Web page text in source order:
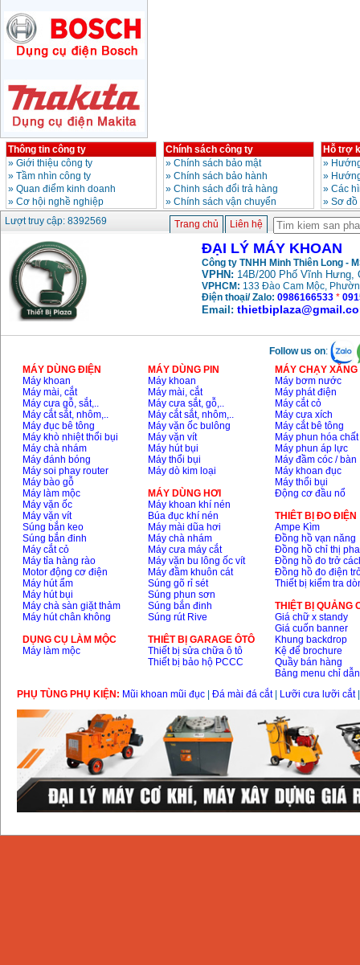
Máy Khoan Bosch
VND
Bộ máy khoan Bosch
GSB 13RE hộp nhựa
100 chi tiết
Giá: 1977000
Máy khoan sắt Bosch
GBM 350 (350W)
Giá:1038000VND
Máy khoan búa
Makita HP1630
(16mm) 710W
Giá
:1697000
GSB 13RE (650W)
Máy khoan Bosch
GSB 550 (550W)
Giá: 1132000
Bảng giá máy khoan
Bosch 2024
Giá:
Máy khoan Bosch
GBH 2-24RE (790W)
Giá
Thông tin công ty
» Giới thiệu công ty
» Tầm nhìn công ty
» Quan điểm kinh doanh
» Cơ hội nghề nghiệp
Chính sách công ty
» Chính sách bảo mật
» Chính sách bảo hành
» Chinh sách đổi trả hàng
» Chính sách vận chuyển
Hỗ trợ
»
»
» Các
» Sơ
Lượt truy cập: 8392569
Trang chủ Liên hệ
ĐẠI LÝ MÁY KHOAN
Công ty TNHH Minh Thiên Long -
VPHN: 14B/200 Phố Vĩnh Hưng,
VPHCM: 133 Đào Cam Mộc,
Điện thoại/ Zalo: 0986166533 *
Email:
Follow us on:
MÁY DÙNG ĐIỆN
Máy khoan
Máy mài, cắt
Máy cưa gỗ, sắt,..
Máy cắt sắt, nhôm,..
Máy đục bê tông
Máy khò nhiệt thổi bụi
Máy chà nhám
Máy đánh bóng
Máy soi phay router
Máy bào gỗ
Máy làm mộc
Máy vặn ốc
Máy vặn vít
Súng bắn keo
Súng bắn đinh
Máy cắt cỏ
Máy tỉa hàng rào
Motor động cơ điện
Máy hút ẩm
Máy hút bụi
Máy chà sàn giặt thảm
Máy hút chân không
DỤNG CỤ LÀM MỘC
Máy làm mộc
MÁY DÙNG PIN
Máy khoan
Máy mài, cắt
Máy cưa sắt, gỗ,..
Máy cắt sắt, nhôm,..
Máy vặn ốc bulông
Máy vặn vít
Máy hút bụi
Máy thổi bụi
Máy dò kim loại
MÁY DÙNG HƠI
Máy khoan khí nén
Búa đục khí nén
Máy mài dũa hơi
Máy chà nhám
Máy cưa máy cắt
Máy vặn bu lông ốc vít
Máy đầm khuôn cát
Súng gõ rỉ sét
Súng phun sơn
Súng bắn đinh
Súng rút Rive
THIÊT BỊ GARAGE ÔTÔ
Thiết bị sửa chữa ô tô
Thiết bị bảo hộ PCCC
MÁY CHẠY
Máy bơm nước
Máy phát điện
Máy cắt cỏ
Máy cưa xích
Máy cắt bê tông
Máy phun hóa chất
Máy phun áp lực
Máy đầm cóc / bàn
Máy khoan đục
Máy thổi bụi
Động cơ đầu nổ
THIÊT BỊ ĐO ĐIỆN
Ampe Kìm
Đồng hồ vạn năng
Đồng hồ chỉ thị pha
Đồng hồ đo trở
Đồng hồ đo điện
Thiết bị kiểm tra
THIỆT BỊ QUẢNG
Giá chữ x standy
Giá cuốn banner
Khung backdrop
Kệ để brochure
Quầy bán hàng
Bảng menu chỉ dẫn
PHỤ TÙNG PHỤ KIỆN: Mũi khoan mũi đục Đá mài đá cắt| Lưỡi cưa lưỡi cắt